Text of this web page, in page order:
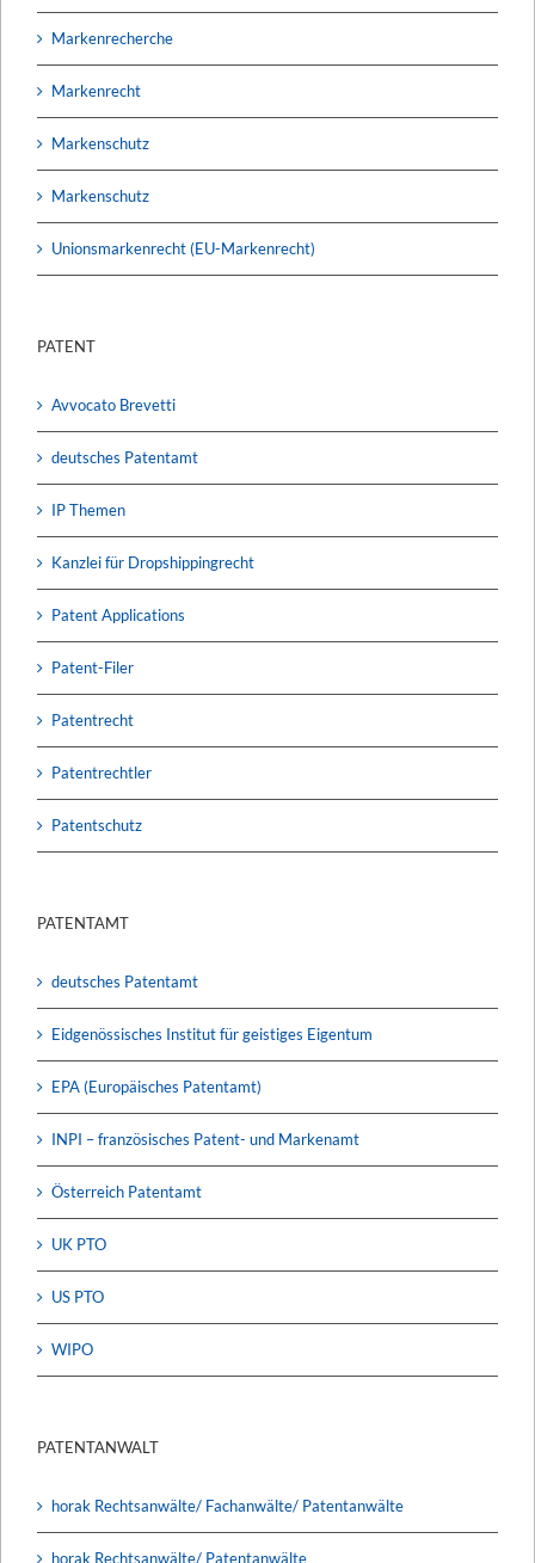
Markenrecherche
Markenrecht
Markenschutz
Markenschutz
Unionsmarkenrecht (EU-Markenrecht)
PATENT
Avvocato Brevetti
deutsches Patentamt
IP Themen
Kanzlei für Dropshippingrecht
Patent Applications
Patent-Filer
Patentrecht
Patentrechtler
Patentschutz
PATENTAMT
deutsches Patentamt
Eidgenössisches Institut für geistiges Eigentum
EPA (Europäisches Patentamt)
INPI – französisches Patent- und Markenamt
Österreich Patentamt
UK PTO
US PTO
WIPO
PATENTANWALT
horak Rechtsanwälte/ Fachanwälte/ Patentanwälte
horak Rechtsanwälte/ Patentanwälte